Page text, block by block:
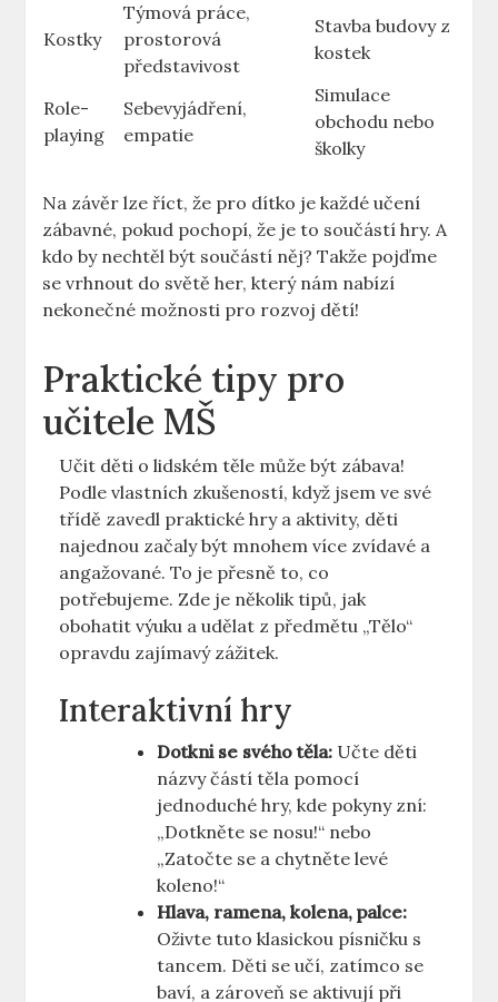
Kostky
Týmová‌ práce,
prostorová ​
představivost
Stavba budovy z
kostek
Role-
playing
Sebevyjádření,
empatie
Simulace
obchodu⁤ nebo‌
školky
Na závěr lze říct, že pro dítko je každé⁤ učení
zábavné, pokud pochopí, že je to součástí hry. A⁣
kdo by nechtěl být součástí něj? Takže​ pojďme⁣
se vrhnout do světě her, který​ nám nabízí
‌nekonečné možnosti pro ‍rozvoj dětí!
Praktické ‍tipy pro
‌učitele‌ MŠ
Učit děti⁢ o⁣ lidském těle může být zábava!
Podle vlastních zkušeností, když jsem ve ⁢své
třídě zavedl praktické hry a aktivity, děti
najednou začaly být mnohem více ‌zvídavé a ​
angažované. To je přesně ‌to,⁣ co
potřebujeme. Zde‌ je několik tipů, jak
obohatit výuku a ‌udělat z předmětu „Tělo“
opravdu zajímavý zážitek.
Interaktivní hry
Dotkni se svého těla: Učte děti
názvy částí těla pomocí
jednoduché hry, kde pokyny zní:
„Dotkněte se nosu!“‍ nebo
„Zatočte⁤ se a chytněte levé
koleno!“
Hlava, ⁣ramena,⁤ kolena, palce:
Oživte tuto klasickou písničku s
tancem. Děti se učí, zatímco se
baví, a zároveň ⁤se aktivují při